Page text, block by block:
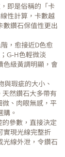
即是俗稱的「卡
性計算，卡數越
數鑽石保值性更出
，愈接近D色愈
G-H色輕微淡
色級黃調明顯，會
與瑕疵的大小、
然鑽石大多帶有
微、肉眼無感，平
。
參數，直接決定
實現光線完整折
光線外泄，令鑽石